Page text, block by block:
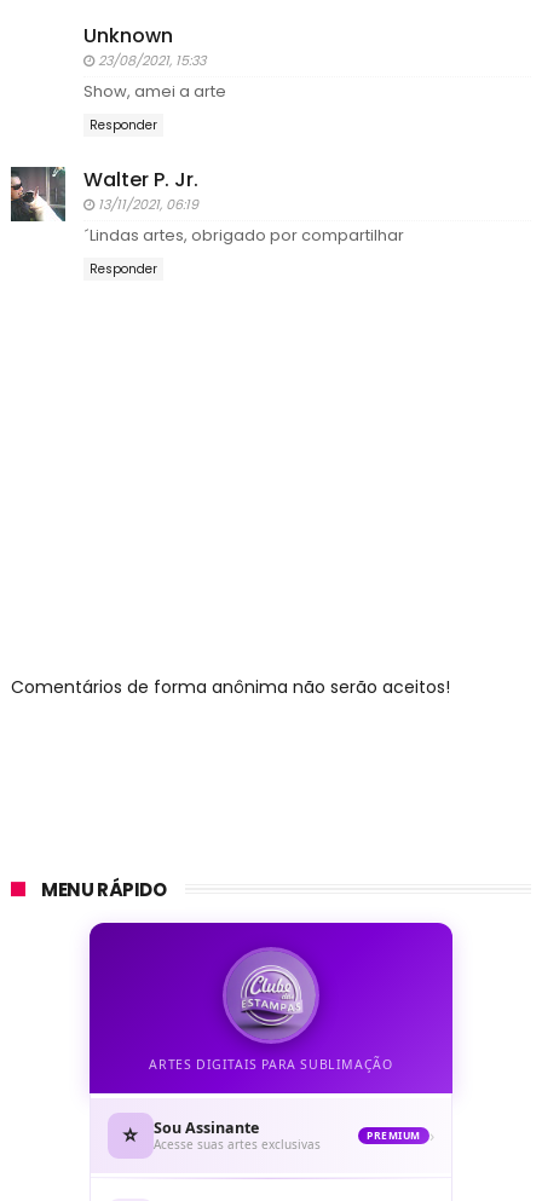
Unknown
23/08/2021, 15:33
Show, amei a arte
Responder
Walter P. Jr.
13/11/2021, 06:19
´Lindas artes, obrigado por compartilhar
Responder
Comentários de forma anônima não serão aceitos!
MENU RÁPIDO
ARTES DIGITAIS PARA SUBLIMAÇÃO
⭐ Sou Assinante
Acesse suas artes exclusivas
PREMIUM ›